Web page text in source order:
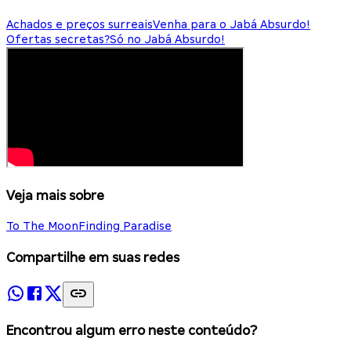
Achados e preços surreaisVenha para o Jabá Absurdo!
Ofertas secretas?Só no Jabá Absurdo!
Veja mais sobre
To The MoonFinding Paradise
Compartilhe em suas redes
Encontrou algum erro neste conteúdo?